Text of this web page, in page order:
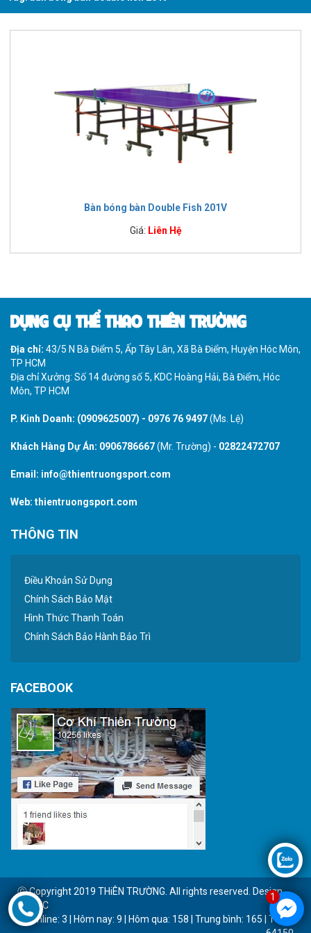
Bàn bóng bàn Double Fish 201V
Giá: Liên Hệ
DỤNG CỤ THỂ THAO THIÊN TRƯỜNG
Địa chỉ: 43/5 N Bà Điểm 5, Ấp Tây Lân, Xã Bà Điểm, Huyện Hóc Môn,
TP HCM
Địa chỉ Xưởng: Số 14 đường số 5, KDC Hoàng Hải, Bà Điểm, Hóc
Môn, TP HCM
P. Kinh Doanh: (0909625007) - 0976 76 9497(Ms. Lệ)
Khách Hàng Dự Án: 0906786667(Mr. Trường) - 02822472707
Email: info@thientruongsport.com
Web: thientruongsport.com
THÔNG TIN
Điều Khoản Sử Dụng
Chính Sách Bảo Mật
Hình Thức Thanh Toán
Chính Sách Bảo Hành Bảo Trì
FACEBOOK
Ⓒ Copyright 2019 THiÊN TRƯỜNG. All rights reserved. Design
by BTC
Online: 3 | Hôm nay: 9 | Hôm qua: 158 | Trung bình: 165 | Tổng:
1